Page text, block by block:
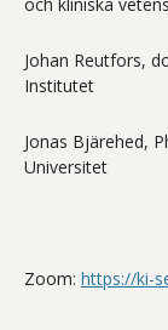
Johan Reutfors,
Institutet
Jonas Bjärehed,
Universitet
Zoom: https://ki-